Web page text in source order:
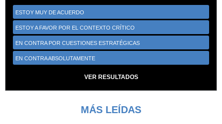
ESTOY MUY DE ACUERDO
ESTOY A FAVOR POR EL CONTEXTO CRÍTICO
EN CONTRA POR CUESTIONES ESTRATÉGICAS
EN CONTRA ABSOLUTAMENTE
VER RESULTADOS
MÁS LEÍDAS